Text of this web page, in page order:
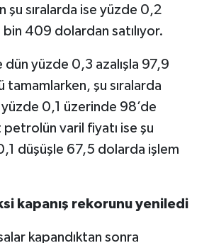
şu sıralarda ise yüzde 0,2
409 dolardan satılıyor.
dün yüzde 0,3 azalışla 97,9
tamamlarken, şu sıralarda
yüzde 0,1 üzerinde 98’de
varil fiyatı ise şu
düşüşle 67,5 dolarda işlem
kapanış rekorunu yeniledi
kapandıktan sonra